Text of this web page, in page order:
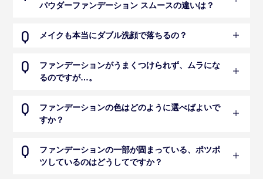
パウダーファンデーション スムースの違いは？
メイクも本当にダブル洗顔で落ちるの？
ファンデーションがうまくつけられず、ムラにな
るのですが…。
ファンデーションの色はどのように選べばよいで
すか？
ファンデーションの一部が固まっている、ポツポ
ツしているのはどうしてですか？